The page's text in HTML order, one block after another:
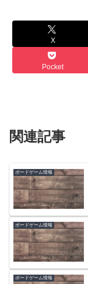
X
Pocket
関連記事
ボードゲーム情報
ボードゲーム情報
ボードゲーム情報